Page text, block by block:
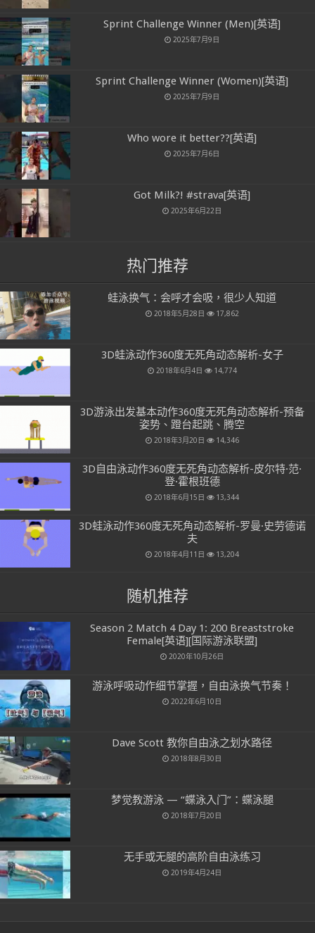
Sprint Challenge Winner (Men)[英语]
2025年7月9日
Sprint Challenge Winner (Women)[英语]
2025年7月9日
Who wore it better??[英语]
2025年7月6日
Got Milk?! #strava[英语]
2025年6月22日
热门推荐
蛙泳换气：会呼才会吸，很少人知道
2018年5月28日 17,862
3D蛙泳动作360度无死角动态解析-女子
2018年6月4日 14,774
3D游泳出发基本动作360度无死角动态解析-预备
姿势、蹬台起跳、腾空
2018年3月20日 14,346
3D自由泳动作360度无死角动态解析-皮尔特·范·
登·霍根班德
2018年6月15日 13,344
3D蛙泳动作360度无死角动态解析-罗曼·史劳德诺
夫
2018年4月11日 13,204
随机推荐
Season 2 Match 4 Day 1: 200 Breaststroke
Female[英语][国际游泳联盟]
2020年10月26日
游泳呼吸动作细节掌握，自由泳换气节奏！
2022年6月10日
Dave Scott 教你自由泳之划水路径
2018年8月30日
梦觉教游泳 — “蝶泳入门”：蝶泳腿
2018年7月20日
无手或无腿的高阶自由泳练习
2019年4月24日